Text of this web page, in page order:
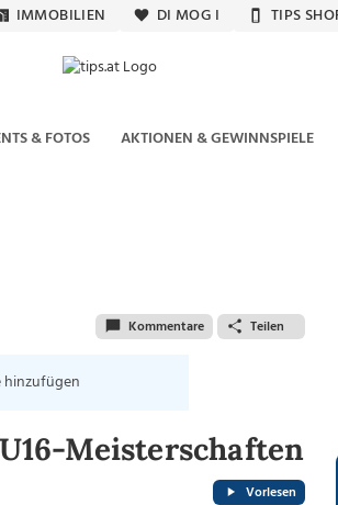
IMMOBILIEN DI MOG I TIPS
& FOTOS AKTIONEN & GEWINNSPIELE
Kommentare Teilen
hinzufügen
Meisterschaften
Vorlesen